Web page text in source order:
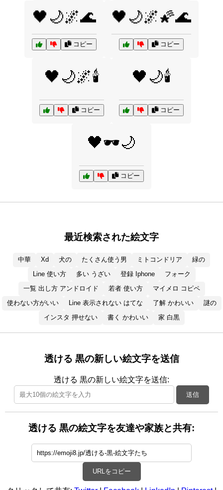
🖤🌙🌌🌊
コピー
🖤🌙🌌🌠🌊
コピー
🖤🌙🌌🕯️
コピー
🖤🌙🕯️
コピー
🖤🕶️🌙
コピー
最近検索された絵文字
中華 Xd 犬の たくさん使う男 ミトコンドリア
緑の
Line 使い方
多い うざい 登録 Iphone
フォーク
一覧 出し方 アンドロイド
若者 使い方
マイメロ コピペ
使わない方がいい
Line 表示されない はてな 了解 かわいい
謎の
インスタ 押せない
書く かわいい 家 白黒
透ける 黒の新しい絵文字を送信
透ける 黒の新しい絵文字を送信:
送信
透ける 黒の絵文字を友達や家族と共有:
URLをコピー